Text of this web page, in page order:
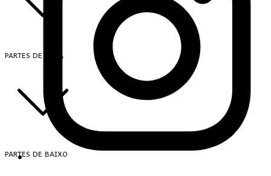
PARTES DE CIMA
PARTES DE BAIXO